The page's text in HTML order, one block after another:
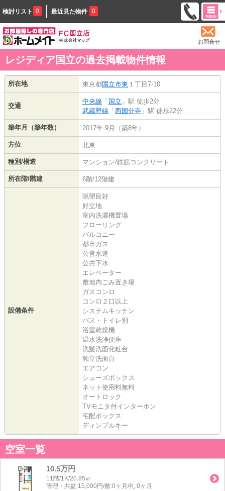
検討リスト 0 最近見た物件 0
お問合せ
レジディア国立の過去掲載物件情報
所在地 東京都国立市東 １丁目7-10
交通
中央線 「 国立 」駅 徒歩2分
武蔵野線 「 西国分寺 」駅 徒歩22分
築年月（築年数） 2017年 9月（築8年）
方位 北東
種別/構造 マンション/鉄筋コンクリート
所在階/階建 6階/12階建
設備条件
眺望良好
好立地
室内洗濯機置場
フローリング
バルコニー
都市ガス
公営水道
公共下水
エレベーター
敷地内ごみ置き場
ガスコンロ
コンロ２口以上
システムキッチン
バス・トイレ別
浴室乾燥機
温水洗浄便座
洗髪洗面化粧台
独立洗面台
エアコン
シューズボックス
ネット使用料無料
オートロック
TVモニタ付インターホン
宅配ボックス
ディンプルキー
空室一覧
10.5万円
11階/1K/20.85㎡
管理・共益:15,000円/敷:0ヶ月/礼:0ヶ月